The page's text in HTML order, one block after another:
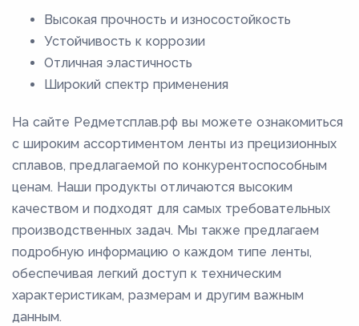
Высокая прочность и износостойкость
Устойчивость к коррозии
Отличная эластичность
Широкий спектр применения
На сайте Редметсплав.рф вы можете ознакомиться
с широким ассортиментом ленты из прецизионных
сплавов, предлагаемой по конкурентоспособным
ценам. Наши продукты отличаются высоким
качеством и подходят для самых требовательных
производственных задач. Мы также предлагаем
подробную информацию о каждом типе ленты,
обеспечивая легкий доступ к техническим
характеристикам, размерам и другим важным
данным.